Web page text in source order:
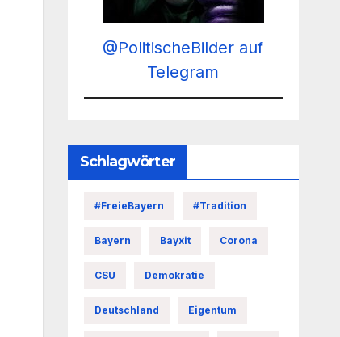
@PolitischeBilder auf
Telegram
Schlagwörter
#FreieBayern #Tradition
Bayern Bayxit Corona
CSU Demokratie
Deutschland Eigentum